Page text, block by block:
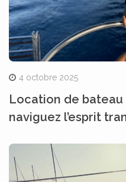
4 octobre 2025
Location de bateau
naviguez l’esprit